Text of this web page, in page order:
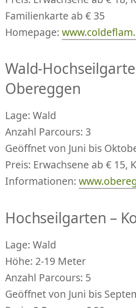
Familienkarte ab € 35
Homepage:
Wald-
Obereggen
Lage: Wald
Anzahl Parcours: 3
Geöffnet von Juni bis
Preis: Erwachsene ab € 15,
Informationen:
Hochseilgarten –
Lage: Wald
Höhe: 2-19 Meter
Anzahl Parcours: 5
Geöffnet von Juni bis